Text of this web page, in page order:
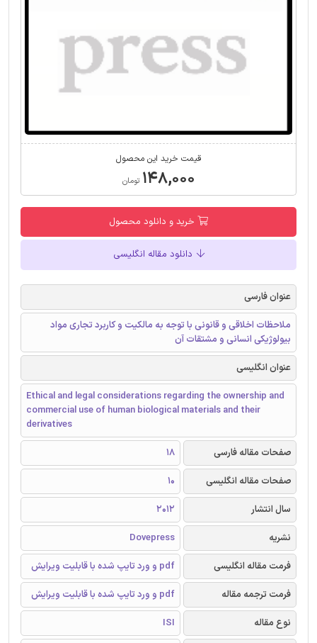
قیمت خرید این محصول
۱۴۸,۰۰۰ تومان
خرید و دانلود محصول
دانلود مقاله انگلیسی
عنوان فارسی
ملاحظات اخلاقی و قانونی با توجه به مالکیت و کاربرد تجاری مواد
بیولوژیکی انسانی و مشتقات آن
عنوان انگلیسی
Ethical and legal considerations regarding the ownership and
commercial use of human biological materials and their
derivatives
صفحات مقاله فارسی
18
صفحات مقاله انگلیسی
10
سال انتشار
2012
نشریه
Dovepress
فرمت مقاله انگلیسی
pdf و ورد تایپ شده با قابلیت ویرایش
فرمت ترجمه مقاله
pdf و ورد تایپ شده با قابلیت ویرایش
نوع مقاله
ISI